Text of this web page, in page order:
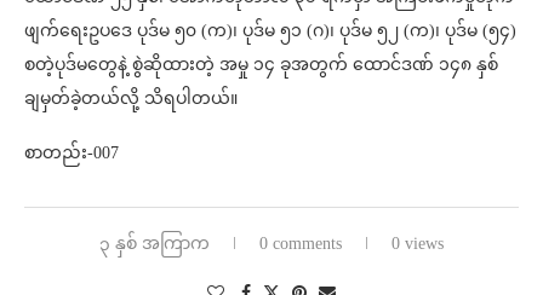
ဖျက်ရေးဥပဒေ ပုဒ်မ ၅၀ (က)၊ ပုဒ်မ ၅၁ (ဂ)၊ ပုဒ်မ ၅၂ (က)၊ ပုဒ်မ (၅၄)
စတဲ့ပုဒ်မတွေနဲ့ စွဲဆိုထားတဲ့ အမှု ၁၄ ခုအတွက် ထောင်ဒဏ် ၁၄၈ နှစ်
ချမှတ်ခဲ့တယ်လို့ သိရပါတယ်။
စာတည်း-007
၃ နှစ် အကြာက 0 comments 0 views